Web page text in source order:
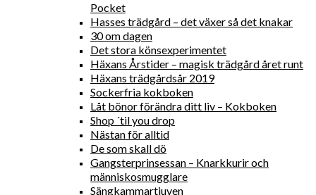
Pocket
Hasses trädgård – det växer så det knakar
30 om dagen
Det stora könsexperimentet
Häxans Årstider – magisk trädgård året runt
Häxans trädgårdsår 2019
Sockerfria kokboken
Låt bönor förändra ditt liv – Kokboken
Shop ´til you drop
Nästan för alltid
De som skall dö
Gangsterprinsessan – Knarkkurir och
människosmugglare
Sängkammartjuven